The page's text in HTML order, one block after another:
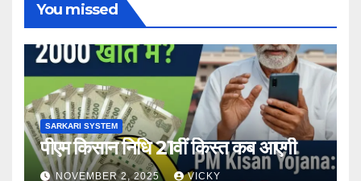
You missed
SARKARI SYSTEM
पीएम किसान निधि 21वीं किस्त कब आएगी
NOVEMBER 2, 2025 VICKY